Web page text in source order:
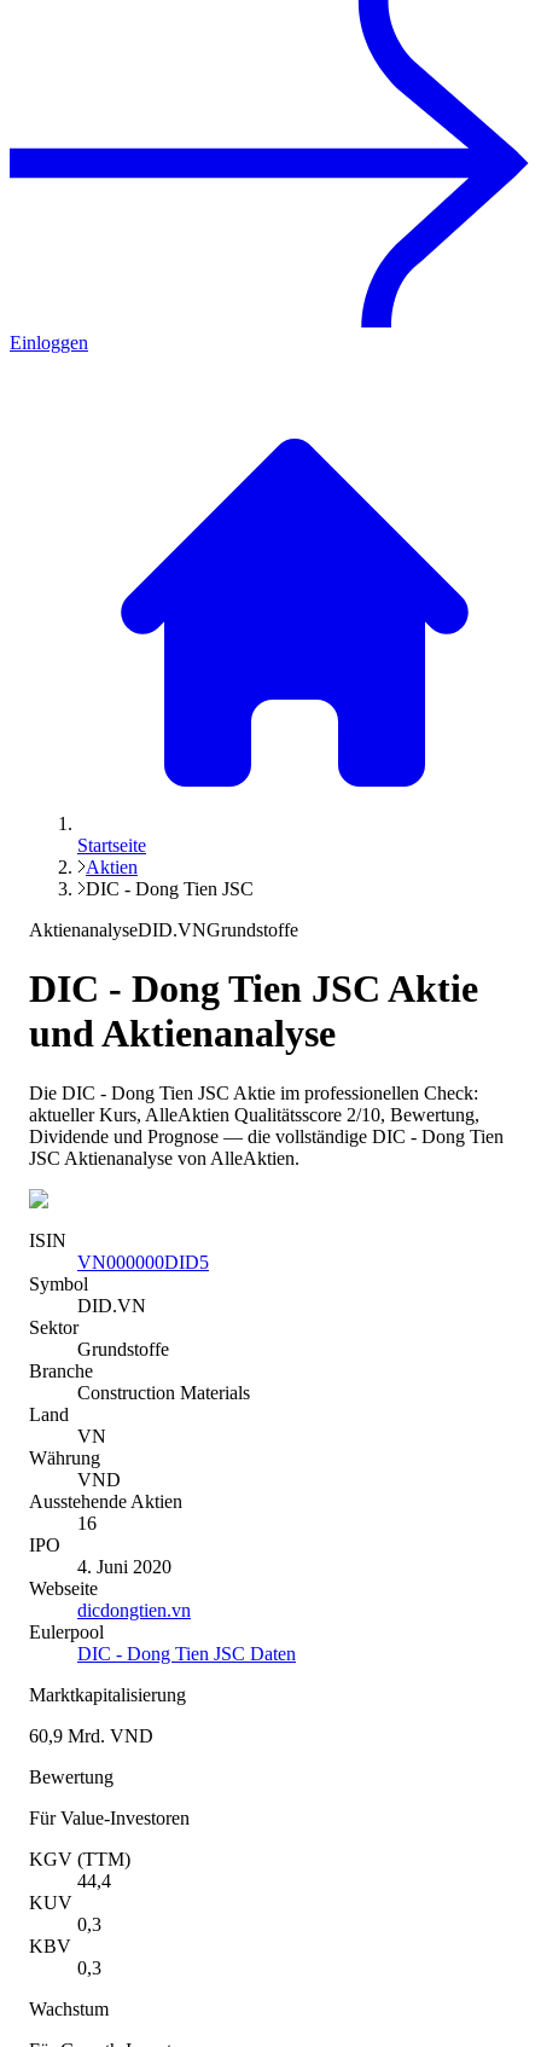
Einloggen
Startseite
Aktien
DIC - Dong Tien JSC
AktienanalyseDID.VNGrundstoffe
DIC - Dong Tien JSC Aktie
und Aktienanalyse
Die DIC - Dong Tien JSC Aktie im professionellen Check:
aktueller Kurs, AlleAktien Qualitätsscore 2/10, Bewertung,
Dividende und Prognose — die vollständige DIC - Dong Tien
JSC Aktienanalyse von AlleAktien.
ISIN
VN000000DID5
Symbol
DID.VN
Sektor
Grundstoffe
Branche
Construction Materials
Land
VN
Währung
VND
Ausstehende Aktien
16
IPO
4. Juni 2020
Webseite
dicdongtien.vn
Eulerpool
DIC - Dong Tien JSC Daten
Marktkapitalisierung
60,9 Mrd. VND
Bewertung
Für Value-Investoren
KGV (TTM)
44,4
KUV
0,3
KBV
0,3
Wachstum